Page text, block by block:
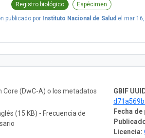
Registro biológico Espécimen
publicado por Instituto Nacional de Salud el mar
GBIF
Fecha
Licencia:
Core (DwC-A) o los metadatos
(15 KB) - Frecuencia de